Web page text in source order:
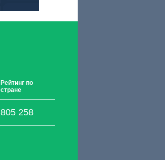
Рейтинг по
стране
805 258